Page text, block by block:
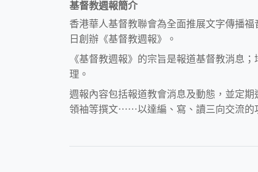
基督教週報簡介
香港華人基督教聯會為全面推展文字傳播
日創辦《基督教週報》。
《基督教週報》的宗旨是報道基督教消息
理。
週報內容包括報道教會消息及動態，並定
領袖等撰文⋯⋯以達編、寫、讀三向交流的